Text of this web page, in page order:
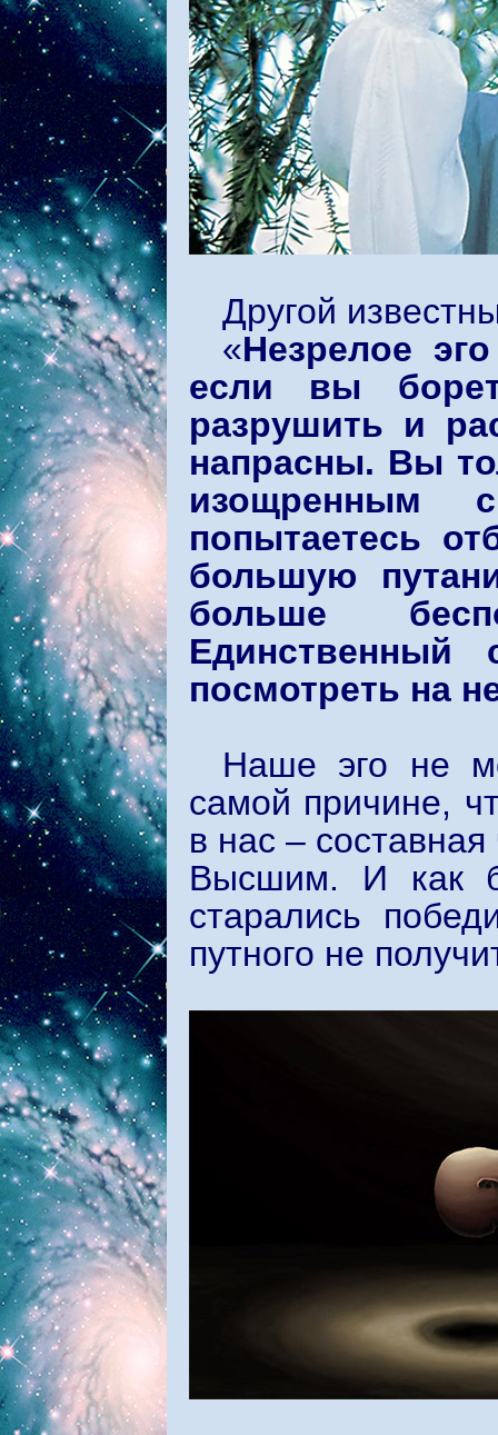
Другой
«Незрелое
если вы
разрушить и
напрасны. Вы
изощренным
попытаетесь
большую
больше
посмотреть на
Наше эго не
самой причине,
в нас –
Высшим. И как
старались
путного не